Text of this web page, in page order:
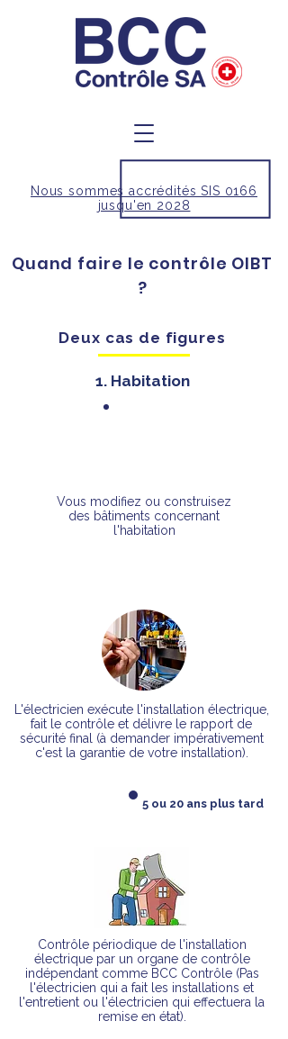
Nous sommes accrédités SIS 0166
jusqu'en 2028
Quand faire le contrôle OIBT
?
Deux cas de figures
1. Habitation
Vous modifiez ou construisez
des bâtiments concernant
l'habitation
L'électricien exécute l'installation électrique,
fait le contrôle et délivre le rapport de
sécurité final (à demander impérativement
c'est la garantie de votre installation).
5 ou 20 ans plus tard
Contrôle périodiquede l'installation
électrique par un organe de contrôle
indépendant comme BCC Contrôle (Pas
l'électricien qui a fait les installations et
l'entretient ou l'électricien qui effectuera la
remise en état).